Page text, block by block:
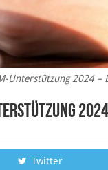
Unterstützung 2024 –
Twitter